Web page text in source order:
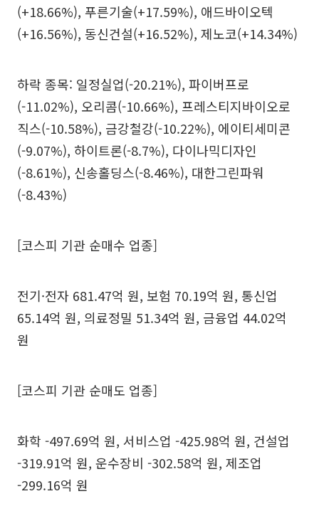
(+18.66%), 푸른기술(+17.59%), 애드바이오텍
(+16.56%), 동신건설(+16.52%), 제노코(+14.34%)
하락 종목: 일정실업(-20.21%), 파이버프로
(-11.02%), 오리콤(-10.66%), 프레스티지바이오로
직스(-10.58%), 금강철강(-10.22%), 에이티세미콘
(-9.07%), 하이트론(-8.7%), 다이나믹디자인
(-8.61%), 신송홀딩스(-8.46%), 대한그린파워
(-8.43%)
[코스피 기관 순매수 업종]
전기·전자 681.47억 원, 보험 70.19억 원, 통신업
65.14억 원, 의료정밀 51.34억 원, 금융업 44.02억
원
[코스피 기관 순매도 업종]
화학 -497.69억 원, 서비스업 -425.98억 원, 건설업
-319.91억 원, 운수장비 -302.58억 원, 제조업
-299.16억 원